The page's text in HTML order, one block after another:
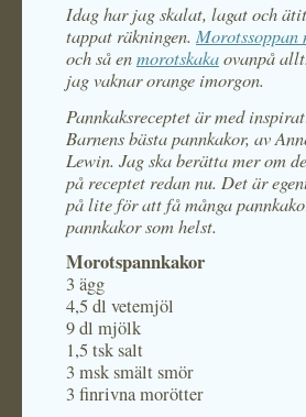
Idag har jag skalat, lagat och
tappat räkningen. Morotssoppan
och så enmorotskakaovanpå
jag vaknar orange imorgon.
Pannkaksreceptet är med
Barnens bästa pannkakor, av
Lewin. Jag ska berätta mer om
på receptet redan nu. Det är
på lite för att få många
pannkakor som helst.
Morotspannkakor
3 ägg
4,5 dl vetemjöl
9 dl mjölk
1,5 tsk salt
3 msk smält smör
3 finrivna morötter